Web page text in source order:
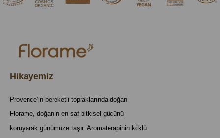
Hikayemiz
Provence’in bereketli topraklarında doğan
Florame, doğanın en saf bitkisel gücünü
koruyarak günümüze taşır. Aromaterapinin köklü